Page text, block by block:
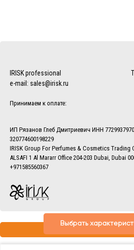
Выбрать
Доставка осуществляется по
службы EMS или Почты России.
Также можно воспользоваться
линии, Байкал-Сервис, DPD,
заказов вы можете в разделе
IRISK professional
e-mail: sales@irisk.ru
Принимаем к оплате:
ИП Рязанов Глеб Дмитриевич ИНН
320774600198229
IRISK Group For Perfumes & Cosmetics Trading
ALSAFI 1 Al Mararr Office 204-203 Dubai, Dubai
+971585560367
Все права защищены ©